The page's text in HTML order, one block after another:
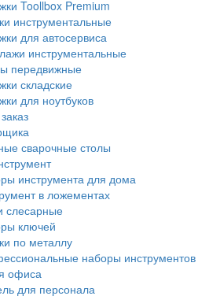
Toollbox Premium
инструментальные
для автосервиса
инструментальные
передвижные
складские
для ноутбуков
сварочные столы
инструмента для дома
в ложементах
слесарные
ключей
по металлу
наборы инструментов
офиса
для персонала